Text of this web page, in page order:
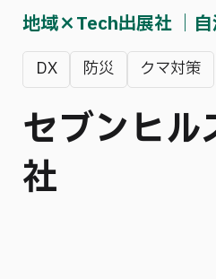
地域×Tech出展社 ｜自
DX 防災 クマ対策
セブンヒル
社